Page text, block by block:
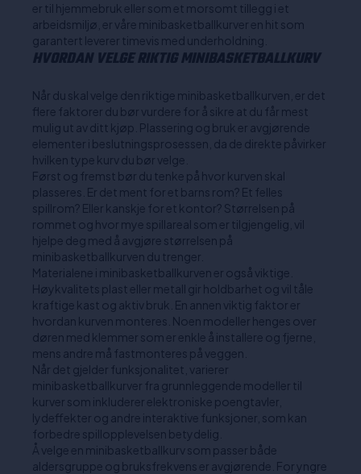
er til hjemmebruk eller som et morsomt tillegg i et
arbeidsmiljø, er våre minibasketballkurver en hit som
garantert leverer timevis med underholdning.
HVORDAN VELGE RIKTIG MINIBASKETBALLKURV
Når du skal velge den riktige minibasketballkurven, er det
flere faktorer du bør vurdere for å sikre at du får mest
mulig ut av ditt kjøp. Plassering og bruk er avgjørende
elementer i beslutningsprosessen, da de direkte påvirker
hvilken type kurv du bør velge.
Først og fremst bør du tenke på hvor kurven skal
plasseres. Er det ment for et barns rom? Et felles
spillrom? Eller kanskje for et kontor? Størrelsen på
rommet og hvor mye spillareal som er tilgjengelig, vil
hjelpe deg med å avgjøre størrelsen på
minibasketballkurven du trenger.
Materialene i minibasketballkurven er også viktige.
Høykvalitets plast eller metall gir holdbarhet og vil tåle
kraftige kast og aktiv bruk. En annen viktig faktor er
hvordan kurven monteres. Noen modeller henges over
døren med klemmer som er enkle å installere og fjerne,
mens andre må fastmonteres på veggen.
Når det gjelder funksjonalitet, varierer
minibasketballkurver fra grunnleggende modeller til
kurver som inkluderer elektroniske poengtavler,
lydeffekter og andre interaktive funksjoner, som kan
forbedre spillopplevelsen betydelig.
Å velge en minibasketballkurv som passer både
aldersgruppe og bruksfrekvens er avgjørende. For yngre